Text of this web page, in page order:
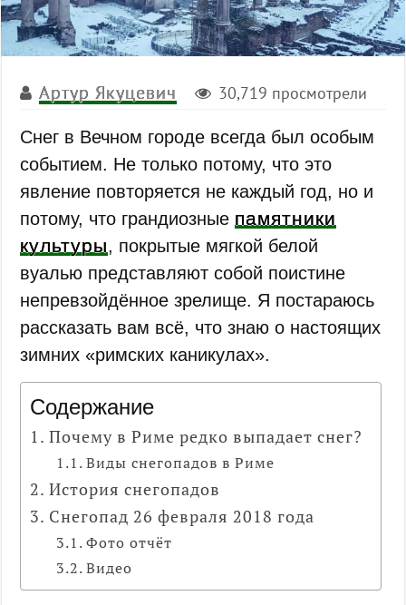
Артур Якуцевич 30,719 просмотрели
Снег в Вечном городе всегда был особым
событием. Не только потому, что это
явление повторяется не каждый год, но и
потому, что грандиозные памятники
культуры, покрытые мягкой белой
вуалью представляют собой поистине
непревзойдённое зрелище. Я постараюсь
рассказать вам всё, что знаю о настоящих
зимних «римских каникулах».
Содержание
Почему в Риме редко выпадает снег?
Виды снегопадов в Риме
История снегопадов
Снегопад 26 февраля 2018 года
Фото отчёт
Видео